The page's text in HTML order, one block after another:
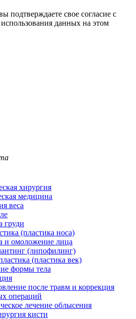
подтверждаете свое согласие с
данных на этом
хирургия
медицина
веса
груди
(пластика носа)
и омоложение лица
(липофилинг)
(пластика век)
формы тела
после травм и коррекция
операций
лечение облысения
кисти